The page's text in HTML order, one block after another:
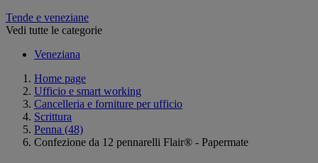
Tende e veneziane
Vedi tutte le categorie
Veneziana
Home page
Ufficio e smart working
Cancelleria e forniture per ufficio
Scrittura
Penna (48)
Confezione da 12 pennarelli Flair® - Papermate